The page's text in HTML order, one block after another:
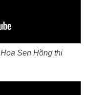
Sen Hồng thi